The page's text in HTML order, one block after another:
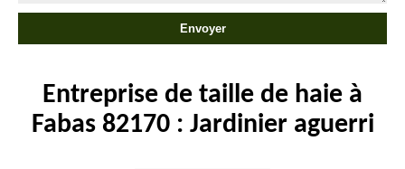
Entreprise de taille de haie à
Fabas 82170 : Jardinier aguerri